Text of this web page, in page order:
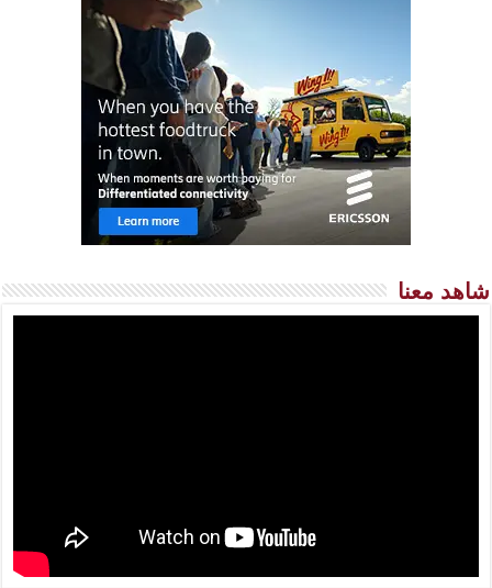
شاهد معنا